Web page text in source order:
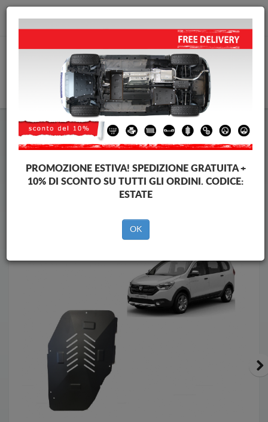
info@piastraparamotore.com
Piastra paramotore di acciaio Dacia
Piastra paramotore di acciaio Dacia Lodgy
Brands
Brands
PROMOZIONE ESTIVA! SPEDIZIONE GRATUITA +
10% DI SCONTO SU TUTTI GLI ORDINI. CODICE:
ESTATE
OK